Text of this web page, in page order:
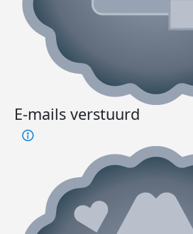
E-mails verstuurd